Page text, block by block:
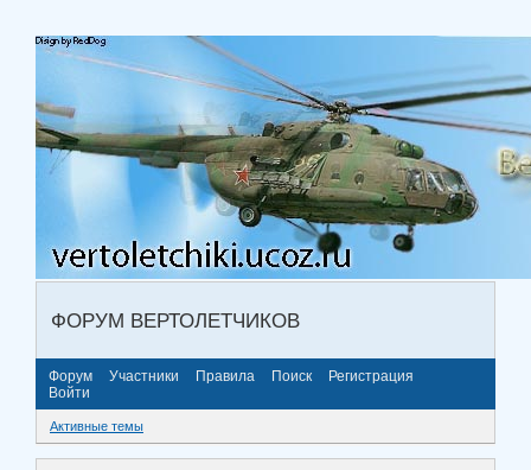
ФОРУМ ВЕРТОЛЕТЧИКОВ
Форум Участники Правила Поиск
Регистрация
Войти
Активные темы